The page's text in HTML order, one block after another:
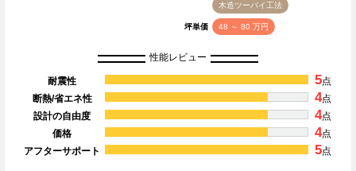
木造ツーバイ工法
坪単価 48 ～ 80 万円
性能レビュー
耐震性 5点
断熱/省エネ性
4点
設計の自由度
4点
価格
4点
アフターサポート
5点